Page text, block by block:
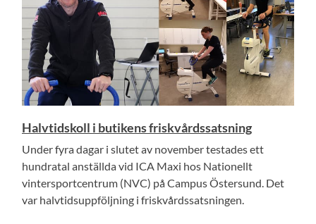
Halvtidskoll i butikens friskvårdssatsning
Under fyra dagar i slutet av november testades ett
hundratal anställda vid ICA Maxi hos Nationellt
vintersportcentrum (NVC) på Campus Östersund. Det
var halvtidsuppföljning i friskvårdssatsningen.